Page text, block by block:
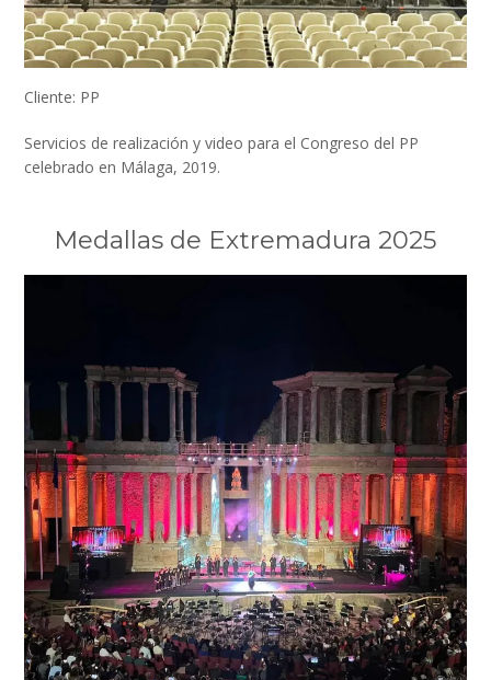
Cliente: PP
Servicios de realización y video para el Congreso del PP
celebrado en Málaga, 2019.
Medallas de Extremadura 2025